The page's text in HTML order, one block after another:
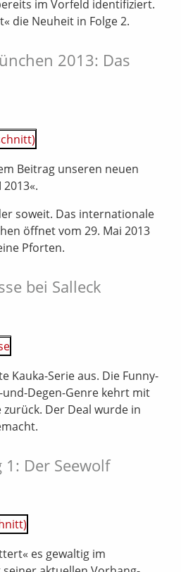
im Vorfeld identifiziert.
die Neuheit in Folge 2.
2013: Das
Beitrag unseren neuen
soweit. Das internationale
öffnet vom 29. Mai 2013
Pforten.
bei Salleck
Kauka-Serie aus. Die Funny-
Degen-Genre kehrt mit
Der Deal wurde in
Der Seewolf
es gewaltig im